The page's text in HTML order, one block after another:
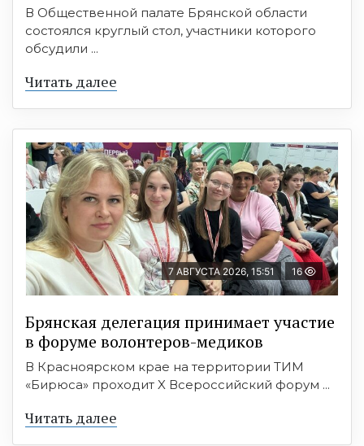
В Общественной палате Брянской области
состоялся круглый стол, участники которого
обсудили ...
Читать далее
7 АВГУСТА 2026, 15:51 16
Брянская делегация принимает участие
в форуме волонтеров-медиков
В Красноярском крае на территории ТИМ
«Бирюса» проходит X Всероссийский форум ...
Читать далее